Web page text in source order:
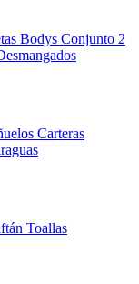
Bodys Conjunto 2
Carteras
Toallas